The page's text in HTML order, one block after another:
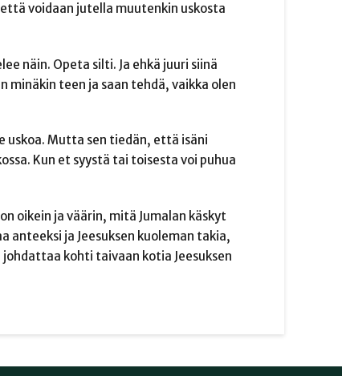
voidaan jutella muutenkin uskosta
näin. Opeta silti. Ja ehkä juuri siinä
minäkin teen ja saan tehdä, vaikka olen
uskoa. Mutta sen tiedän, että isäni
Kun et syystä tai toisesta voi puhua
oikein ja väärin, mitä Jumalan käskyt
anteeksi ja Jeesuksen kuoleman takia,
kohti taivaan kotia Jeesuksen